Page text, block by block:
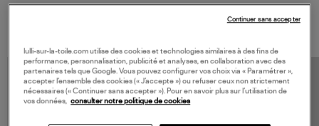
lulli-sur-la-toile.com utilise des cookies et technologies similaires à des fins de
performance, personnalisation, publicité et analyses, en collaboration avec des
partenaires tels que Google. Vous pouvez configurer vos choix via « Paramétrer »,
accepter l’ensemble des cookies (« J’accepte ») ou refuser ceux non strictement
nécessaires (« Continuer sans accepter »). Pour en savoir plus sur l’utilisation de
vos données, consulter notre politique de cookies
Continuer sans accepter